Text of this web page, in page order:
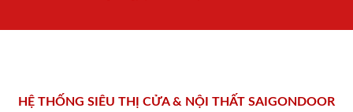
HỆ THỐNG SIÊU THỊ CỬA & NỘI THẤT SAIGONDOOR